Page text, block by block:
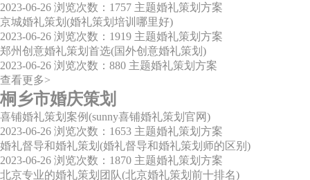
2023-06-26 浏览次数：1757 主题婚礼策划方案
京城婚礼策划(婚礼策划培训哪里好)
2023-06-26 浏览次数：1919 主题婚礼策划方案
郑州创意婚礼策划首选(国外创意婚礼策划)
2023-06-26 浏览次数：880 主题婚礼策划方案
查看更多>
桐乡市婚庆策划
喜铺婚礼策划案例(sunny喜铺婚礼策划官网)
2023-06-26 浏览次数：1653 主题婚礼策划方案
婚礼督导和婚礼策划(婚礼督导和婚礼策划师的区别)
2023-06-26 浏览次数：1870 主题婚礼策划方案
北京专业的婚礼策划团队(北京婚礼策划前十排名)